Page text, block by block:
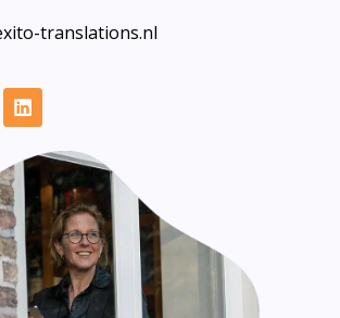
translations.nl